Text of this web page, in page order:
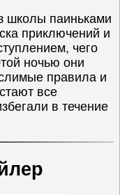
школы паиньками
приключений и
чего
ночью они
правила и
все
в течение